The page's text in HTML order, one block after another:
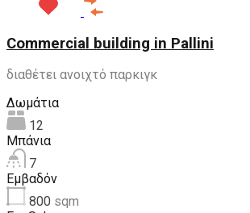
Commercial building in Pallini
διαθέτει ανοιχτό παρκιγκ
Δωμάτια
12
Μπάνια
7
Εμβαδόν
800 sqm